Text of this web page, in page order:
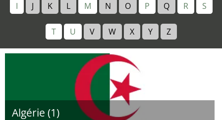
I J K L M N O P Q R S
T U V W X Y Z
Algérie (1)